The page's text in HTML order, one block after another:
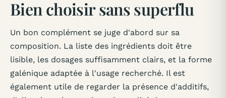
Bien choisir sans superflu
Un bon complément se juge d'abord sur sa
composition. La liste des ingrédients doit être
lisible, les dosages suffisamment clairs, et la forme
galénique adaptée à l'usage recherché. Il est
également utile de regarder la présence d'additifs,